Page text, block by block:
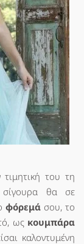
του τη
θα σε
φόρεμά σου, το
ως κουμπάρα
καλοντυμένη